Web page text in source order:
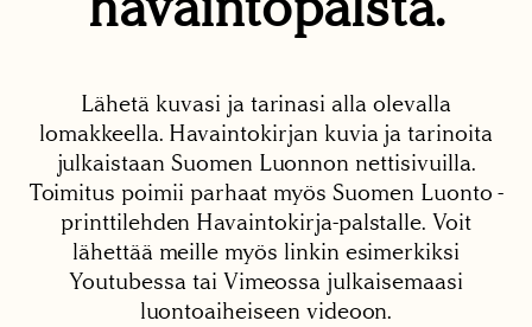
Lähetä kuvasi ja tarinasi alla olevalla
lomakkeella. Havaintokirjan kuvia ja tarinoita
julkaistaan Suomen Luonnon nettisivuilla.
Toimitus poimii parhaat myös Suomen Luonto -
printtilehden Havaintokirja-palstalle. Voit
lähettää meille myös linkin esimerkiksi
Youtubessa tai Vimeossa julkaisemaasi
luontoaiheiseen videoon.